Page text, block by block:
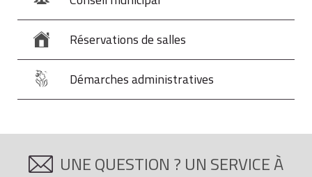
Réservations de salles
Démarches administratives
UNE QUESTION ? UN SERVICE À